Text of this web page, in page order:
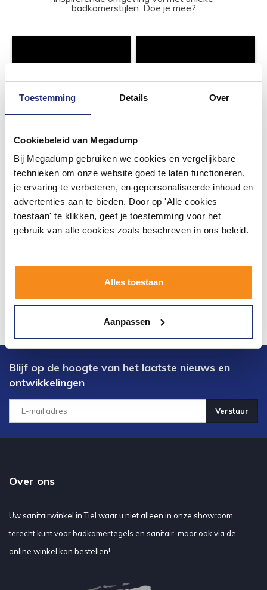
Toestemming Details Over
Cookiebeleid van Megadump
Bij Megadump gebruiken we cookies en vergelijkbare
technieken om onze website goed te laten functioneren,
je ervaring te verbeteren, en gepersonaliseerde inhoud en
advertenties aan te bieden. Door op 'Alle cookies
toestaan' te klikken, geef je toestemming voor het
gebruik van alle cookies zoals beschreven in ons beleid.
Alles toestaan
Aanpassen
badkamerstijlen. Doe je mee?
Blijf op de hoogte van het laatste nieuws en
ontwikkelingen
Verstuur
Over ons
Uw sanitairwinkel in Tiel waar u niet alleen in onze showroom
terecht kunt voor badkamertegels en sanitair, maar ook via de
online winkel kan bestellen!